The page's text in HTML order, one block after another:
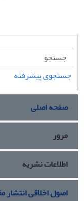
جستجوی پیشرفته
صفحه اصلی
مرور
اطلاعات نشریه
اصول اخلاقی انتشار